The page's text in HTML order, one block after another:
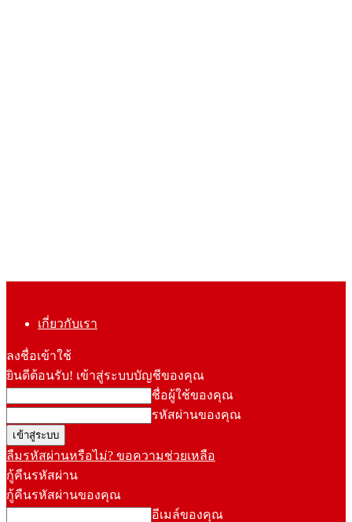
เกี่ยวกับเรา
ลงชื่อเข้าใช้
ยินดีต้อนรับ! เข้าสู่ระบบบัญชีของคุณ
ชื่อผู้ใช้ของคุณ
รหัสผ่านของคุณ
ลืมรหัสผ่านหรือไม่? ขอความช่วยเหลือ
กู้คืนรหัสผ่าน
กู้คืนรหัสผ่านของคุณ
อีเมล์ของคุณ